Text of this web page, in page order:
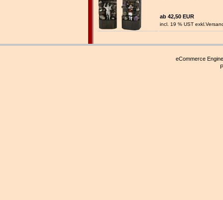
ab 42,50 EUR
incl. 19 % UST exkl.
eCommerce